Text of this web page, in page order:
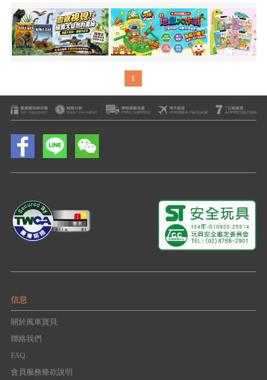
1
信息
關於風車寶貝
聯絡我們
FAQ
會員服務條款說明